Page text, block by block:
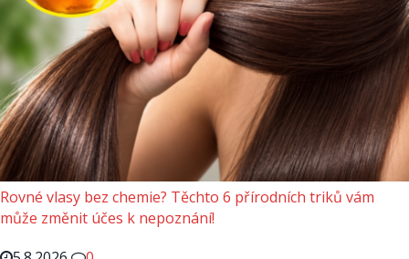
Rovné vlasy bez chemie? Těchto 6 přírodních triků vám
může změnit účes k nepoznání!